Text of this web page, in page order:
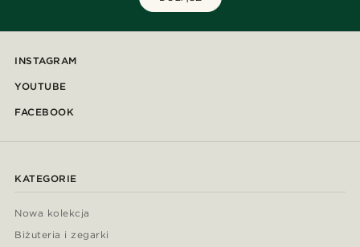
INSTAGRAM
YOUTUBE
FACEBOOK
KATEGORIE
Nowa kolekcja
Biżuteria i zegarki